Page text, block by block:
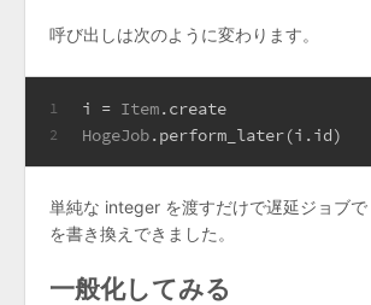
呼び出しは次のように変わります。
1
2
i = Item.create
HogeJob.perform_later(i.id)
単純な integer を渡すだけで遅延ジョブ
を書き換えできました。
一般化してみる